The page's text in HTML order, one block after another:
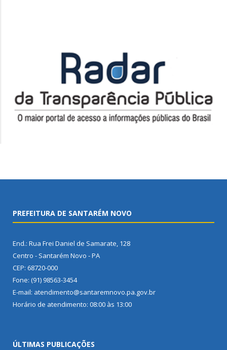
PREFEITURA DE SANTARÉM NOVO
End.: Rua Frei Daniel de Samarate, 128
Centro - Santarém Novo - PA
CEP: 68720-000
Fone: (91) 98563-3454
E-mail: atendimento@santaremnovo.pa.gov.br
Horário de atendimento: 08:00 às 13:00
ÚLTIMAS PUBLICAÇÕES